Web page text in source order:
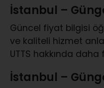
İstanbul –
Güncel fiyat bilgisi
ve kaliteli hizmet
UTTS hakkında
İstanbul –